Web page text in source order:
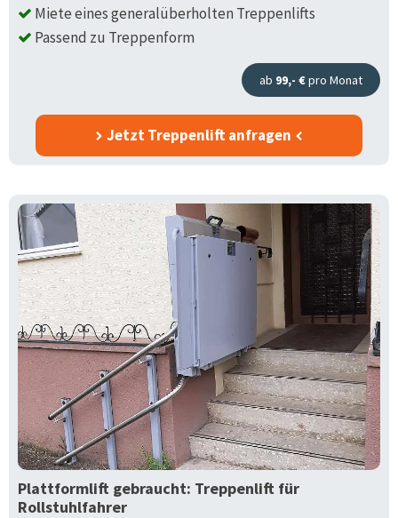
Miete eines generalüberholten Treppenlifts
Passend zu Treppenform
ab 99,- €pro Monat
Jetzt Treppenlift anfragen
Plattformlift gebraucht: Treppenlift für
Rollstuhlfahrer